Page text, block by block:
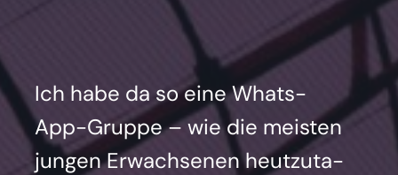
Ich habe da so eine Whats­
App-Grup­pe – wie die meis­ten
jun­gen Erwach­se­nen heut­zu­ta­